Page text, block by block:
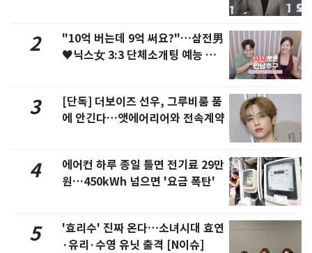
2
"10억 버는데 9억 써요?"…삼전男
♥닉스女 3:3 단체소개팅 예능 화
3
[단독] 더보이즈 선우, 그루비룸 품
에 안긴다…앳에어리어와 전속계약
4
에어컨 하루 종일 틀면 전기료 29만
원…450kWh 넘으면 '요금 폭탄'
5
'효리수' 진짜 온다…소녀시대 효연
·유리·수영 유닛 출격 [N이슈]